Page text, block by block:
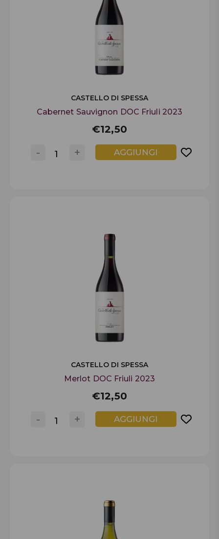
CASTELLO DI SPESSA
Cabernet Sauvignon DOC Friuli 2023
€12,50
+
- AGGIUNGI
CASTELLO DI SPESSA
Merlot DOC Friuli 2023
€12,50
+
- AGGIUNGI